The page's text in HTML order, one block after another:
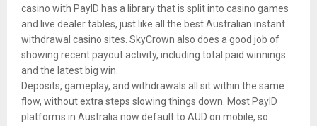
casino with PayID has a library that is split into casino games
and live dealer tables, just like all the best Australian instant
withdrawal casino sites. SkyCrown also does a good job of
showing recent payout activity, including total paid winnings
and the latest big win.
Deposits, gameplay, and withdrawals all sit within the same
flow, without extra steps slowing things down. Most PayID
platforms in Australia now default to AUD on mobile, so